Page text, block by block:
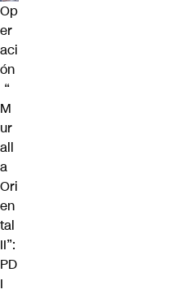
Op
er
aci
ón
“
M
ur
all
a
Ori
en
tal
II”:
PD
I